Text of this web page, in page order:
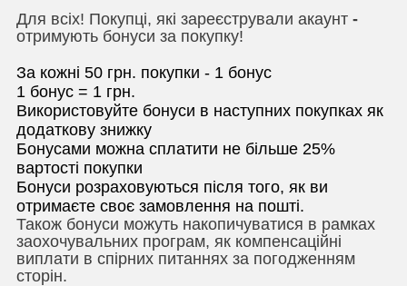
Для всіх! Покупці, які зареєстрували акаунт -
отримують бонуси за покупку!
За кожні 50 грн. покупки - 1 бонус
1 бонус = 1 грн.
Використовуйте бонуси в наступних покупках як
додаткову знижку
Бонусами можна сплатити не більше 25%
вартості покупки
Бонуси розраховуються після того, як ви
отримаєте своє замовлення на пошті.
Також бонуси можуть накопичуватися в рамках
заохочувальних програм, як компенсаційні
виплати в спірних питаннях за погодженням
сторін.